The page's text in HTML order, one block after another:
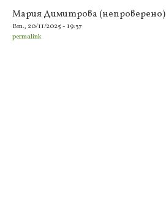
Мария Димитрова (непроверено)
Вт., 20/11/2025 - 19:37
permalink